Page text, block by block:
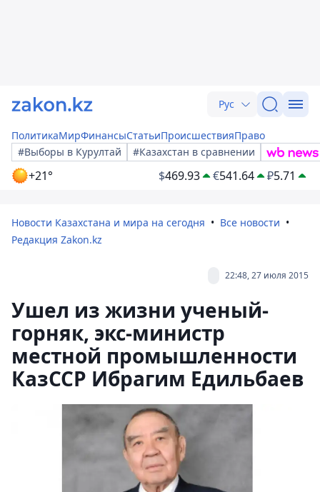
Рус
ПолитикаМирФинансыСтатьиПроисшествияПраво
#Выборы в Курултай
#Казахстан в сравнении
+21° $469.93 €541.64 ₽5.71
Новости Казахстана и мира на сегодня
Все новости
Редакция Zakon.kz
22:48, 27 июля 2015
Ушел из жизни ученый-
горняк, экс-министр
местной промышленности
КазССР Ибрагим Едильбаев